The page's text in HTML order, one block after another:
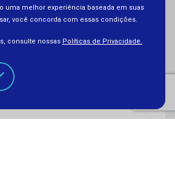
no mundo do
uma melhor experiência baseada em suas
você concorda com essas condições.
consulte nossas Políticas de Privacidade.